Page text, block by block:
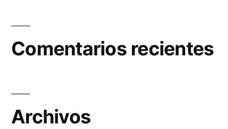
Comentarios recientes
Archivos